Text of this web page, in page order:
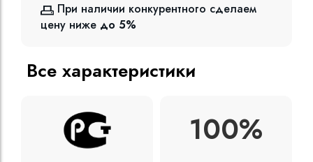
При наличии конкурентного сделаем
цену ниже до 5%
Все характеристики
100%